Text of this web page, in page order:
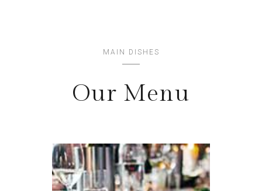
MAIN DISHES
Our Menu